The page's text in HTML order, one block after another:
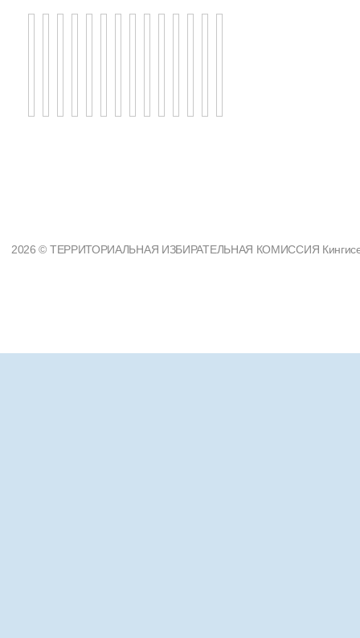
2026 © ТЕРРИТОРИАЛЬНАЯ ИЗБИРАТЕЛЬНАЯ КОМИССИЯ